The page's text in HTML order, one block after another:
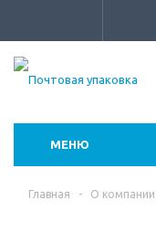
МЕНЮ
Главная - О компании